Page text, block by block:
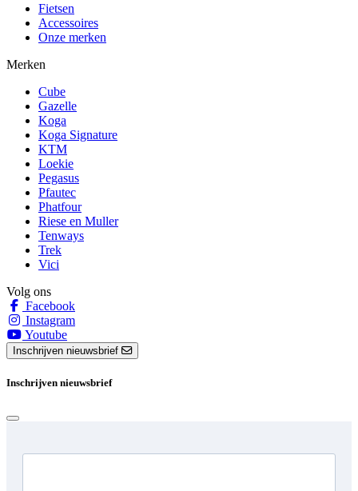
Fietsen
Accessoires
Onze merken
Merken
Cube
Gazelle
Koga
Koga Signature
KTM
Loekie
Pegasus
Pfautec
Phatfour
Riese en Muller
Tenways
Trek
Vici
Volg ons
Facebook
Instagram
Youtube
Inschrijven nieuwsbrief
Inschrijven nieuwsbrief